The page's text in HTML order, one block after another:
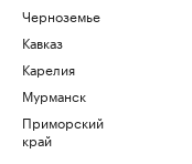
Черноземье
Кавказ
Карелия
Мурманск
Приморский
край